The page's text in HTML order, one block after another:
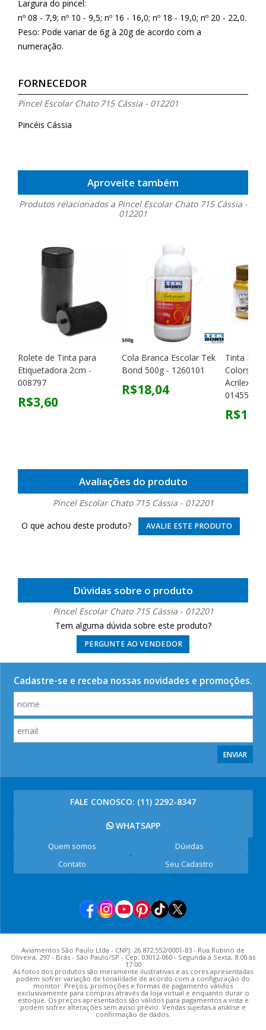
Largura do pincel:
nº 08 - 7,9; nº 10 - 9,5; nº 16 - 16,0; nº 18 - 19,0; nº 20 - 22,0.
Peso: Pode variar de 6g à 20g de acordo com a
numeração.
FORNECEDOR
Pincel Escolar Chato 715 Cássia - 012201
Pincéis Cássia
Aproveite também
Produtos relacionados a Pincel Escolar Chato 715 Cássia -
012201
Rolete de Tinta para
Etiquetadora 2cm -
008797
R$3,60
Cola Branca Escolar Tek
Bond 500g - 1260101
R$18,04
Tinta
Colors
Acrilex
014557
Avaliações do produto
Pincel Escolar Chato 715 Cássia - 012201
O que achou deste produto?
AVALIE ESTE PRODUTO
Dúvidas sobre o produto
Pincel Escolar Chato 715 Cássia - 012201
Tem alguma dúvida sobre este produto?
PERGUNTE AO VENDEDOR
Cadastre-se e receba nossas novidades e promoções.
ENVIAR
FALE CONOSCO: (11) 2292-8347
WHATSAPP
Quem somos
Dúvidas
Contato
Seu Cadastro
Aviamentos São Paulo Ltda - CNPJ: 26.872.552/0001-83 - Rua Rubino de
Oliveira, 297 - Brás - São Paulo/SP - Cep: 03012-060 - Segunda à Sexta, 8:00 às
17:00
As fotos dos produtos são meramente ilustrativas e as cores apresentadas
podem sofrer variação de tonalidade de acordo com a configuração do
monitor. Preços, promoções e formas de pagamento válidos
exclusivamente para compras através da loja virtual e enquanto durar o
estoque. Os preços apresentados são válidos para pagamentos a vista e
podem sofrer alterações sem aviso prévio. Vendas sujeitas a análise e
confirmação de dados.